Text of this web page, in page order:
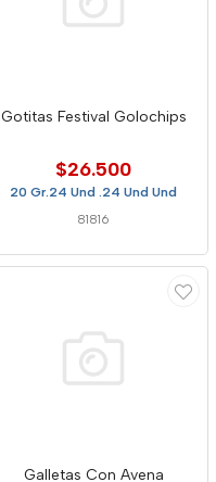
Gotitas Festival Golochips
$26.500
20 Gr.24 Und .24 Und Und
81816
Galletas Con Avena